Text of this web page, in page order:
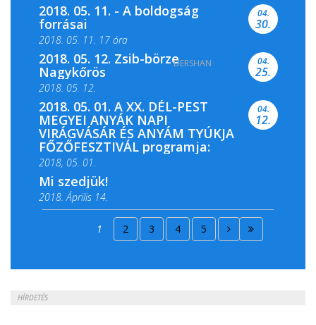
2018. 05. 11. - A boldogság
forrásai
2018. 05. 11. 17 óra
2018. 05. 11. 19 óra
04.
30.
2018. 05. 12. Zsib-börze
Nagykőrös
2018. 05. 12.
04.
25.
2018. 05. 01. A XX. DÉL-PEST
MEGYEI ANYÁK NAPI
VIRÁGVÁSÁR ÉS ANYÁM TYÚKJA
FŐZŐFESZTIVÁL programja:
2018, 05. 01.
04.
12.
Mi szedjük!
2018. Április 14.
2018. Április 15.
1 2 3 4 5
HÍRDETÉS
DERSHAN